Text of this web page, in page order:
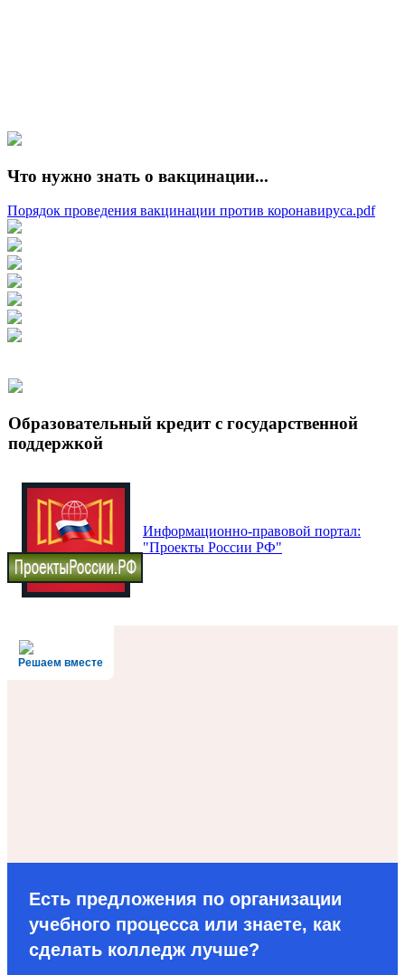
Что нужно знать о вакцинации...
Порядок проведения вакцинации против коронавируса.pdf
Образовательный кредит с государственной
поддержкой
Информационно-правовой портал:
"Проекты России РФ"
Решаем вместе
Есть предложения по организации
учебного процесса или знаете, как
сделать колледж лучше?